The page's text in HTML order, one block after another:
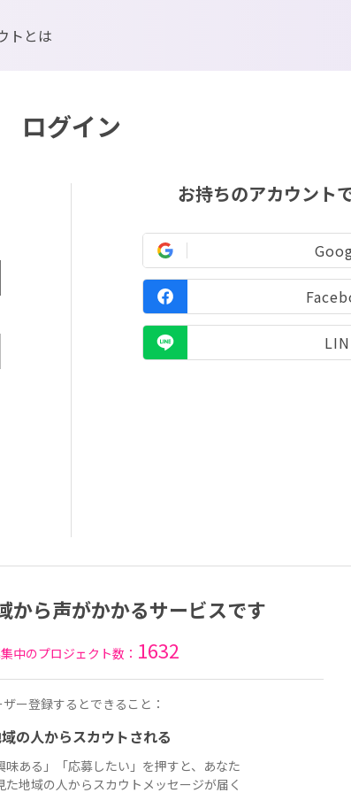
ログイン
お持ちのアカウント
から声がかかるサービスです
中のプロジェクト数： 1632
ザー登録するとできること：
の人からスカウトされる
味ある」「応募したい」を押すと、あなた
た地域の人からスカウトメッセージが届く
トとは